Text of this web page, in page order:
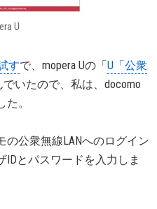
U
すで、mopera Uの「U「公衆
でいたので、私は、docomo
。
の公衆無線LANへのログイン
とパスワードを入力しま